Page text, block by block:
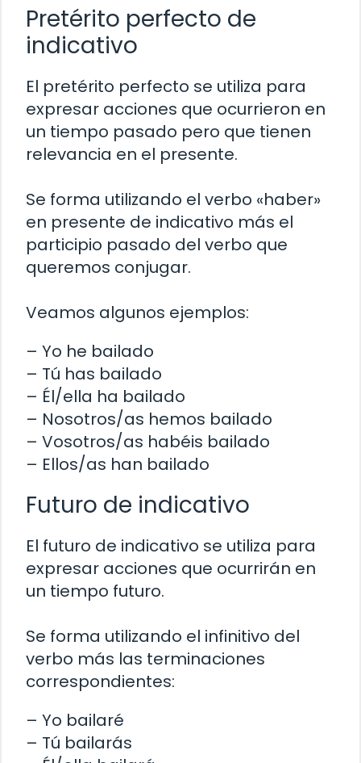
Pretérito perfecto de
indicativo
El pretérito perfecto se utiliza para
expresar acciones que ocurrieron en
un tiempo pasado pero que tienen
relevancia en el presente.
Se forma utilizando el verbo «haber»
en presente de indicativo más el
participio pasado del verbo que
queremos conjugar.
Veamos algunos ejemplos:
– Yo he bailado
– Tú has bailado
– Él/ella ha bailado
– Nosotros/as hemos bailado
– Vosotros/as habéis bailado
– Ellos/as han bailado
Futuro de indicativo
El futuro de indicativo se utiliza para
expresar acciones que ocurrirán en
un tiempo futuro.
Se forma utilizando el infinitivo del
verbo más las terminaciones
correspondientes:
– Yo bailaré
– Tú bailarás